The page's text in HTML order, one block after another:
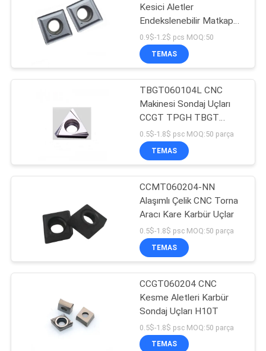
Kesici Aletler
Endekslenebilir Matkap
Ucu HRC 93
0.9$-1.2$ pcs MOQ:50
TEMAS
TBGT060104L CNC
Makinesi Sondaj Uçları
CCGT TPGH TBGT
WBGT
0.5$-1.8$ psc MOQ:50 parça
TEMAS
CCMT060204-NN
Alaşımlı Çelik CNC Torna
Aracı Kare Karbür Uçlar
0.5$-1.8$ psc MOQ:50 parça
TEMAS
CCGT060204 CNC
Kesme Aletleri Karbür
Sondaj Uçları H10T
0.5$-1.8$ psc MOQ:50 parça
TEMAS